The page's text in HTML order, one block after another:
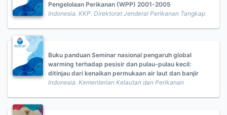
Pengelolaan Perikanan (WPP) 2001-2005
Indonesia. KKP. Direktorat Jenderal Perikanan Tangkap
Buku panduan Seminar nasional pengaruh global
warming terhadap pesisir dan pulau-pulau kecil:
ditinjau dari kenaikan permukaan air laut dan banjir
Indonesia. Kementerian Kelautan dan Perikanan